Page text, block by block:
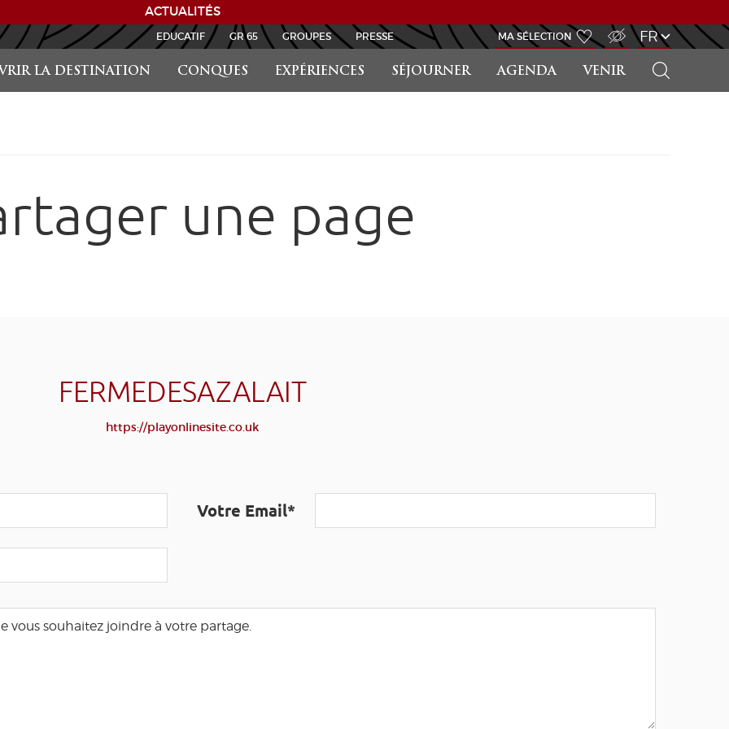
ACTUALITÉS
LA DESTINATION CONQUES EXPÉRIENCES SÉJOURNER AGENDA VENIR
EDUCATIF GR 65 GROUPES PRESSE MA SÉLECTION FR
une page
FERMEDESAZALAIT
https://playonlinesite.co.uk
Votre Email*